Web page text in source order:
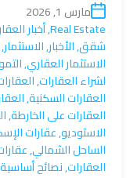
مارس 1, 2026
Real Estate
,أخبار
شقق,الأخبار,الاستثمار,
الاستثمار العقاري,
لشراء العقارات,
العقارات السكنية,
العقارات على الخارطة,
الاستوديو,عقارات
الساحل الشمالي,
العقارات,نصائح